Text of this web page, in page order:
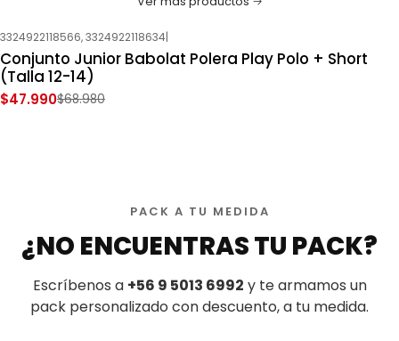
-30%OFF
Nuevo
3324922118566, 3324922118634|
Conjunto Junior Babolat Polera Play Polo + Short
(Talla 12-14)
$47.990$68.980
PACK A TU MEDIDA
¿NO ENCUENTRAS TU PACK?
Escríbenos a +56 9 5013 6992 y te armamos un
pack personalizado con descuento, a tu medida.